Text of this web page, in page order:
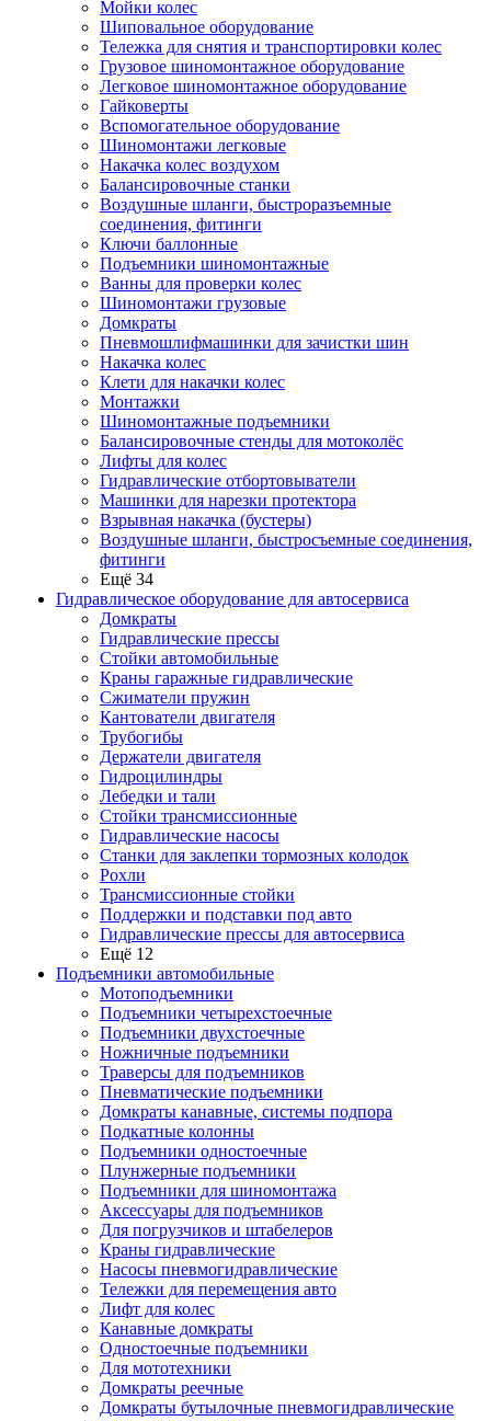
Мойки колес
Шиповальное оборудование
Тележка для снятия и транспортировки колес
Грузовое шиномонтажное оборудование
Легковое шиномонтажное оборудование
Гайковерты
Вспомогательное оборудование
Шиномонтажи легковые
Накачка колес воздухом
Балансировочные станки
Воздушные шланги, быстроразъемные
соединения, фитинги
Ключи баллонные
Подъемники шиномонтажные
Ванны для проверки колес
Шиномонтажи грузовые
Домкраты
Пневмошлифмашинки для зачистки шин
Накачка колес
Клети для накачки колес
Монтажки
Шиномонтажные подъемники
Балансировочные стенды для мотоколёс
Лифты для колес
Гидравлические отбортовыватели
Машинки для нарезки протектора
Взрывная накачка (бустеры)
Воздушные шланги, быстросъемные соединения,
фитинги
Ещё 34
Гидравлическое оборудование для автосервиса
Домкраты
Гидравлические прессы
Стойки автомобильные
Краны гаражные гидравлические
Сжиматели пружин
Кантователи двигателя
Трубогибы
Держатели двигателя
Гидроцилиндры
Лебедки и тали
Стойки трансмиссионные
Гидравлические насосы
Cтанки для заклепки тормозных колодок
Рохли
Трансмиссионные стойки
Поддержки и подставки под авто
Гидравлические прессы для автосервиса
Ещё 12
Подъемники автомобильные
Мотоподъемники
Подъемники четырехстоечные
Подъемники двухстоечные
Ножничные подъемники
Траверсы для подъемников
Пневматические подъемники
Домкраты канавные, системы подпора
Подкатные колонны
Подъемники одностоечные
Плунжерные подъемники
Подъемники для шиномонтажа
Аксессуары для подъемников
Для погрузчиков и штабелеров
Краны гидравлические
Насосы пневмогидравлические
Тележки для перемещения авто
Лифт для колес
Канавные домкраты
Одностоечные подъемники
Для мототехники
Домкраты реечные
Домкраты бутылочные пневмогидравлические